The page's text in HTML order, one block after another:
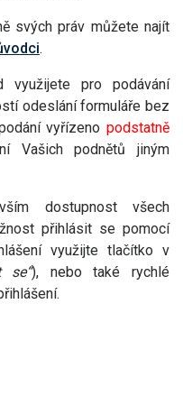
svých práv můžete najít
.
využijete pro podávání
odeslání formuláře bez
vyřízeno podstatně
Vašich podnětů jiným
dostupnost všech
přihlásit se pomocí
využijte tlačítko v
se“), nebo také rychlé